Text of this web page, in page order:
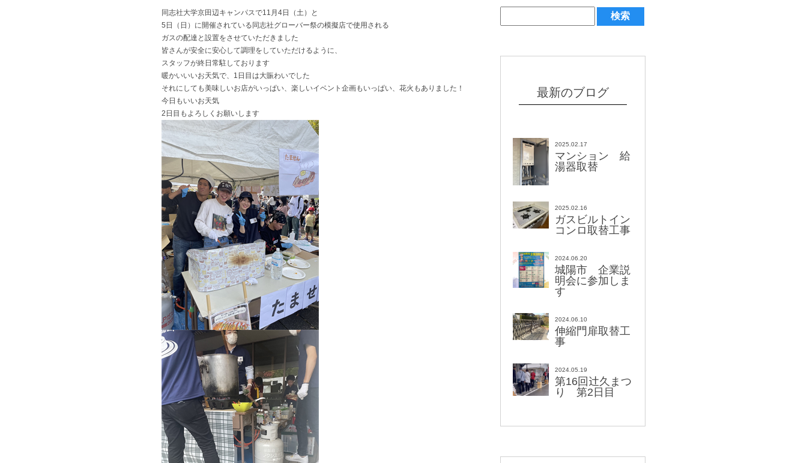
同志社大学京田辺キャンパスで11月4日（土）と
5日（日）に開催されている同志社グローバー祭の模擬店で使用される
ガスの配達と設置をさせていただきました
皆さんが安全に安心して調理をしていただけるように、
スタッフが終日常駐しております
暖かいいいお天気で、1日目は大賑わいでした
それにしても美味しいお店がいっぱい、楽しいイベント企画もいっぱい、花火もありました！
今日もいいお天気
2日目もよろしくお願いします
最新のブログ
2025.02.17
マンション 給
湯器取替
2025.02.16
ガスビルトイン
コンロ取替工事
2024.06.20
城陽市 企業説
明会に参加しま
す
2024.06.10
伸縮門扉取替工
事
2024.05.19
第16回 辻久まつ
り 第2日目